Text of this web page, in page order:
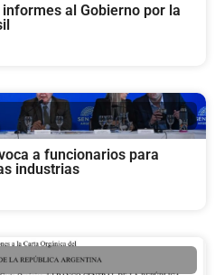
al Gobierno por la
a funcionarios para
industrias